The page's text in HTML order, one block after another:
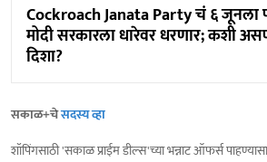
Cockroach Janata Party चं ६
मोदी सरकारला धारेवर धरणार; कशी
दिशा?
सकाळ+चेसदस्य व्हा
शॉपिंगसाठी 'सकाळ प्राईम डील्स'च्या भन्नाट ऑफर्स